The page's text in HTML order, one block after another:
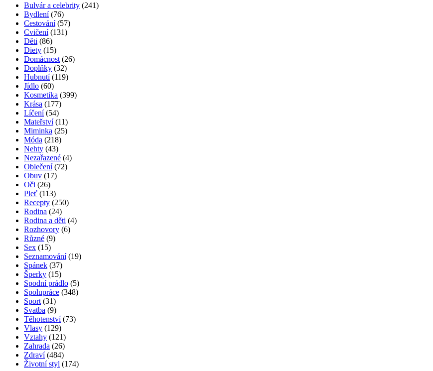
Bulvár a celebrity (241)
Bydlení(76)
Cestování(57)
Cvičení(131)
Děti (86)
Diety (15)
Domácnost (26)
Doplňky (32)
Hubnutí(119)
Jídlo (60)
Kosmetika (399)
Krása (177)
Líčení(54)
Mateřství(11)
Miminka (25)
Móda (218)
Nehty (43)
Nezařazené (4)
Oblečení(72)
Obuv (17)
Oči (26)
Pleť (113)
Recepty (250)
Rodina (24)
Rodina a děti (4)
Rozhovory (6)
Různé (9)
Sex (15)
Seznamování(19)
Spánek (37)
Šperky (15)
Spodní prádlo (5)
Spolupráce (348)
Sport (31)
Svatba (9)
Těhotenství(73)
Vlasy (129)
Vztahy (121)
Zahrada (26)
Zdraví(484)
Životní styl (174)